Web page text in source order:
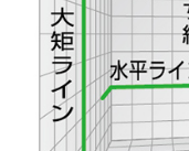
17 18 19 20
24 25 26 27
30 31